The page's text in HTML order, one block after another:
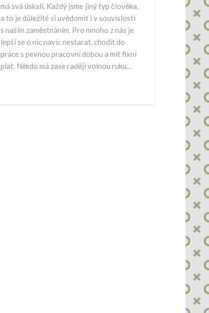
má svá úskalí. Každý jsme jiný typ člověka,
a to je důležité si uvědomit i v souvislosti
s naším zaměstnáním. Pro mnoho z nás je
lepší se o nic navíc nestarat, chodit do
práce s pevnou pracovní dobou a mít fixní
plat. Někdo má zase raději volnou ruku…